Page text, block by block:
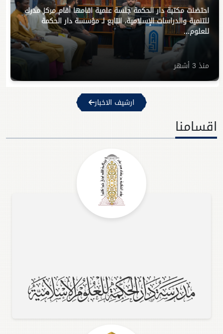
احتضنت مكتبة دار الحكمة جلسة علمية اقامها أقام مركز مدرك
للتنمية والدراسات الإسلامية، التابع لـ مؤسسة دار الحكمة
للعلوم...
منذ 3 أشهر
ارشيف الاخبار
اقسامنا